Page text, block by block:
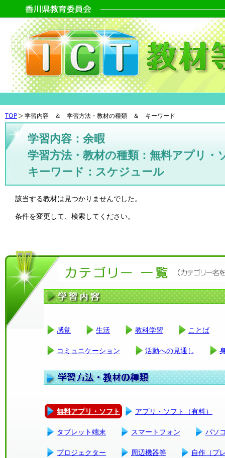
TOP 学習内容 ＆ 学習方法・教材の種類 ＆ キーワード
学習内容：余暇
学習方法・教材の種類：無料アプリ・
キーワード：スケジュール
該当する教材は見つかりませんでした。
条件を変更して、検索してください。
感覚 生活 教科学習 ことば
コミュニケーション 活動への見通し
無料アプリ・ソフト アプリ・ソフト（有料）
タブレット端末 スマートフォン パソ
プロジェクター 周辺機器等 自作（プ